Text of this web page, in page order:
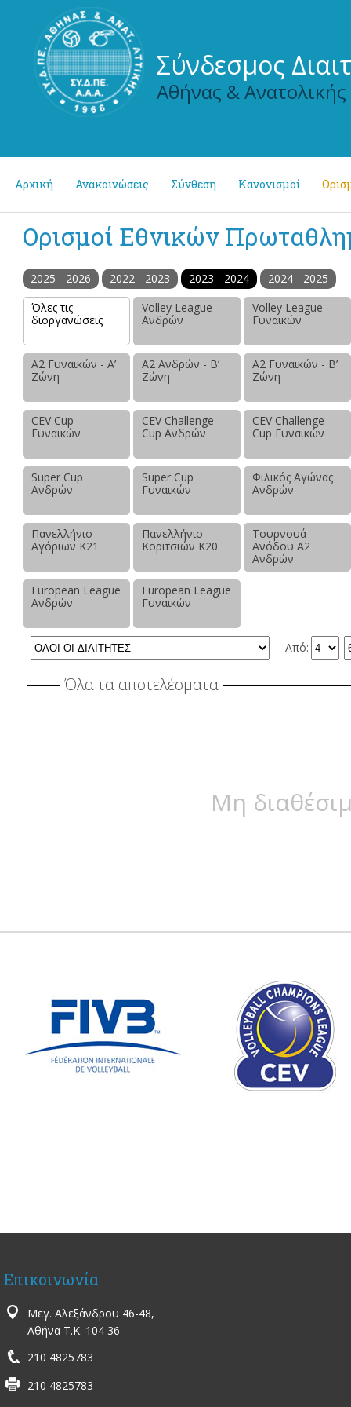
Σύνδεσμος
Αθήνας & Ανατολικής
Αρχική Ανακοινώσεις Σύνθεση Κανονισμοί
Ορισμοί Εθνικών
2025 - 2026 2022 - 2023 2023 - 2024
2024 - 2025
Όλες τις
διοργανώσεις
Volley League
Ανδρών
Volley League
Γυναικών
Α2 Γυναικών - Α’
Ζώνη
Α2 Ανδρών - Β’
Ζώνη
Α2 Γυναικών - Β’
Ζώνη
CEV Cup
Γυναικών
CEV Challenge
Cup Ανδρών
CEV Challenge
Cup Γυναικών
Super Cup
Ανδρών
Super Cup
Γυναικών
Φιλικός Αγώνας
Ανδρών
Πανελλήνιο
Αγόριων Κ21
Πανελλήνιο
Κοριτσιών Κ20
Τουρνουά
Ανόδου Α2
Ανδρών
European League
Ανδρών
European League
Γυναικών
Από:
Όλα τα αποτελέσματα
Μη
Επικοινωνία
Μεγ. Αλεξάνδρου 46-48,
Αθήνα Τ.Κ. 104 36
210 4825783
210 4825783